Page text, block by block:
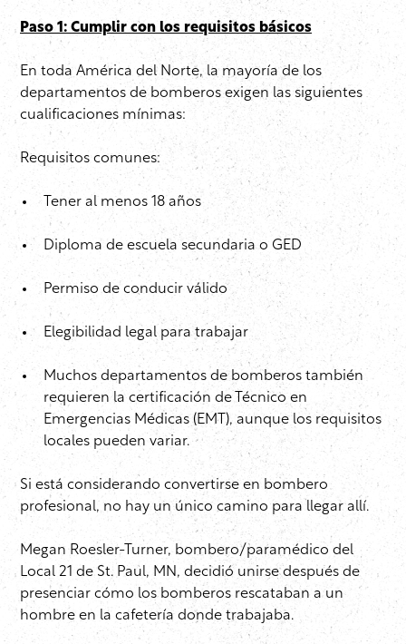
Paso 1: Cumplir con los requisitos básicos
En toda América del Norte, la mayoría de los
departamentos de bomberos exigen las siguientes
cualificaciones mínimas:
Requisitos comunes:
Tener al menos 18 años
Diploma de escuela secundaria o GED
Permiso de conducir válido
Elegibilidad legal para trabajar
Muchos departamentos de bomberos también
requieren la certificación de Técnico en
Emergencias Médicas (EMT), aunque los requisitos
locales pueden variar.
Si está considerando convertirse en bombero
profesional, no hay un único camino para llegar allí.
Megan Roesler-Turner, bombero/paramédico del
Local 21 de St. Paul, MN, decidió unirse después de
presenciar cómo los bomberos rescataban a un
hombre en la cafetería donde trabajaba.